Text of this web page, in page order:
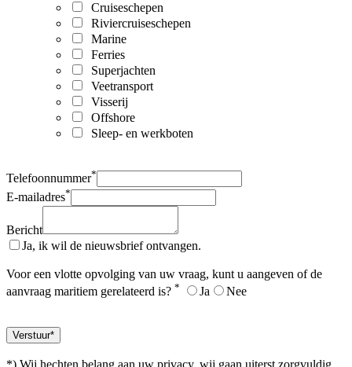
Cruiseschepen
Riviercruiseschepen
Marine
Ferries
Superjachten
Veetransport
Visserij
Offshore
Sleep- en werkboten
Telefoonnummer*
E-mailadres*
Bericht
Ja, ik wil de nieuwsbrief ontvangen.
Voor een vlotte opvolging van uw vraag, kunt u aangeven of de
aanvraag maritiem gerelateerd is? * Ja Nee